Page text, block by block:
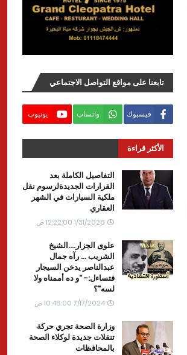
تابعنا على مواقع التواصل الاجتماعي
فيسبوك واتساب يوتيوب
الأكثر قراءة
التفاصيل الكاملة بعد
القرارات الجديدةلرسوم نقل
ملكية السيارات في الشهر
العقاري
1/31/2026 12:22:00 ص
علوى الجزار....الشيخ
الشريب ... رآه جمال
عبدالناصر يدخن السيجار
فتساءل:- "و ده أممناه ولا
لسه"؟
7/17/2024 10:46:00 ص
وزارة الصحة تجري حركة
تنقلات جديدة لوكلاء الصحة
بالمحافظات